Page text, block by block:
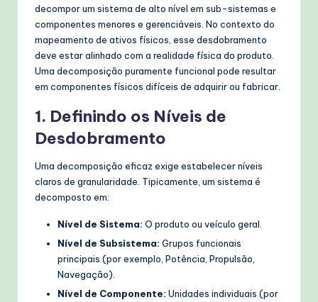
decompor um sistema de alto nível em sub-sistemas e
componentes menores e gerenciáveis. No contexto do
mapeamento de ativos físicos, esse desdobramento
deve estar alinhado com a realidade física do produto.
Uma decomposição puramente funcional pode resultar
em componentes físicos difíceis de adquirir ou fabricar.
1. Definindo os Níveis de
Desdobramento
Uma decomposição eficaz exige estabelecer níveis
claros de granularidade. Tipicamente, um sistema é
decomposto em:
Nível de Sistema: O produto ou veículo geral.
Nível de Subsistema: Grupos funcionais
principais (por exemplo, Potência, Propulsão,
Navegação).
Nível de Componente: Unidades individuais (por